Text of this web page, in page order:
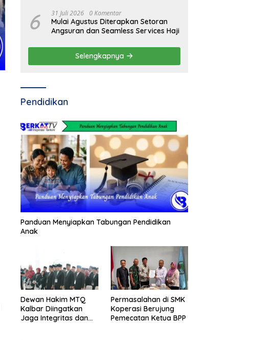
6 31 Juli 2026 0 Komentar
Mulai Agustus Diterapkan Setoran
Angsuran dan Seamless Services Haji
Selengkapnya
Pendidikan
Panduan Menyiapkan Tabungan Pendidikan
Anak
Dewan Hakim MTQ
Kalbar Diingatkan
Jaga Integritas dan
Permasalahan di SMK
Koperasi Berujung
Pemecatan Ketua BPP